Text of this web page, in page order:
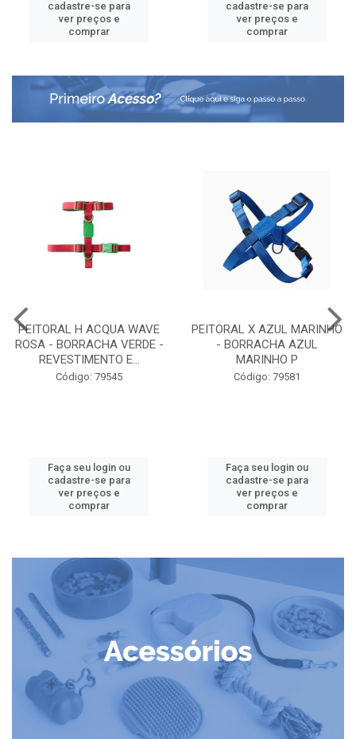
cadastre-se para
ver preços e
comprar
cadastre-se para
ver preços e
comprar
PEITORAL H ACQUA WAVE
ROSA - BORRACHA VERDE -
REVESTIMENTO E...
Código: 79545
Faça seu login ou
cadastre-se para
ver preços e
comprar
PEITORAL X AZUL MARINHO
- BORRACHA AZUL
MARINHO P
Código: 79581
Faça seu login ou
cadastre-se para
ver preços e
comprar